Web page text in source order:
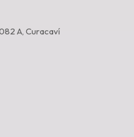
A, Curacaví